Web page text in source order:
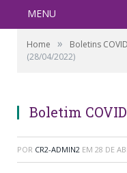
MENU
Home » Boletins
(28/04/2022)
Boletim
POR CR2-ADMIN2 EM 28 DE